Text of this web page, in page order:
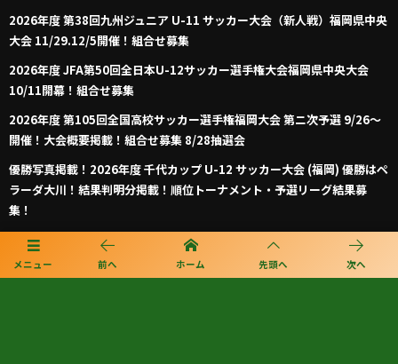
メニュー 前へ ホーム 先頭へ 次へ
2026年度 第38回九州ジュニア U-11 サッカー大会（新人戦）福岡県中央
大会 11/29.12/5開催！組合せ募集
2026年度 JFA第50回全日本U-12サッカー選手権大会福岡県中央大会
10/11開幕！組合せ募集
2026年度 第105回全国高校サッカー選手権福岡大会 第ニ次予選 9/26～
開催！大会概要掲載！組合せ募集 8/28抽選会
優勝写真掲載！2026年度 千代カップ U-12 サッカー大会 (福岡) 優勝はペ
ラーダ大川！結果判明分掲載！順位トーナメント・予選リーグ結果募
集！
プライバシーポリシー